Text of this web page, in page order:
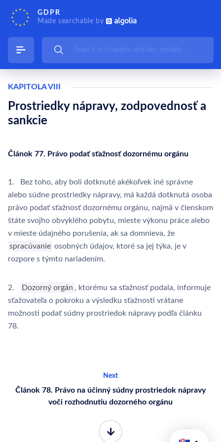
GDPR
Made searchable by
KAPITOLA VIII
Prostriedky nápravy, zodpovednosť a
sankcie
Článok 77. Právo podať sťažnosť dozornému orgánu
1. Bez toho, aby boli dotknuté akékoľvek iné správne
alebo súdne prostriedky nápravy, má každá dotknutá osoba
právo podať sťažnosť dozornému orgánu, najmä v členskom
štáte svojho obvyklého pobytu, mieste výkonu práce alebo
v mieste údajného porušenia, ak sa domnieva, že
spracúvanie osobných údajov, ktoré sa jej týka, je v
rozpore s týmto nariadením.
2. Dozorný orgán , ktorému sa sťažnosť podala, informuje
sťažovateľa o pokroku a výsledku sťažnosti vrátane
možnosti podať súdny prostriedok nápravy podľa článku
78.
Next
Článok 78. Právo na účinný súdny prostriedok nápravy
voči rozhodnutiu dozorného orgánu